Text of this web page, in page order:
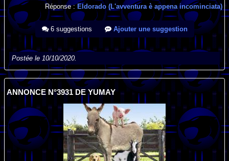
Réponse : Eldorado (L'avventura è appena incominciata)
6 suggestions Ajouter une suggestion
Postée le 10/10/2020.
ANNONCE N°3931 DE YUMAY